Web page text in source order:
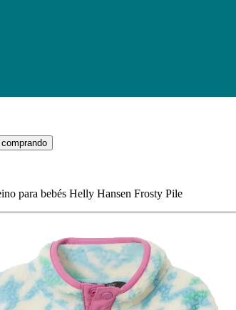
para bebés Helly Hansen Frosty Pile